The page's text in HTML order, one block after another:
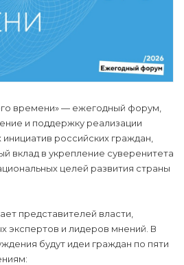
времени» — ежегодный форум,
и поддержку реализации
российских граждан,
вклад в укрепление суверенитета
целей развития страны
представителей власти,
экспертов и лидеров мнений. В
будут идеи граждан по пяти